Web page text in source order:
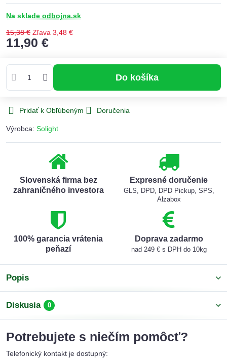
Na sklade odbojna.sk
15,38 € Zľava 3,48 €
11,90 €
Do košíka
Pridať k Obľúbeným Doručenia
Výrobca: Solight
Slovenská firma bez
zahraničného investora
Expresné doručenie
GLS, DPD, DPD Pickup, SPS,
Alzabox
100% garancia vrátenia
peňazí
Doprava zadarmo
nad 249 € s DPH do 10kg
Popis
Diskusia 0
Potrebujete s niečím pomôcť?
Telefonický kontakt je dostupný: